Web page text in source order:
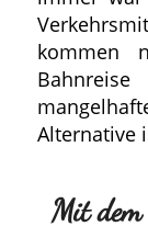
kommen
Alternative
Mit